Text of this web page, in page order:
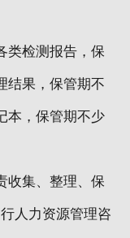
类检测报告，保
结果，保管期不
本，保管期不少
收集、整理、保
人力资源管理咨